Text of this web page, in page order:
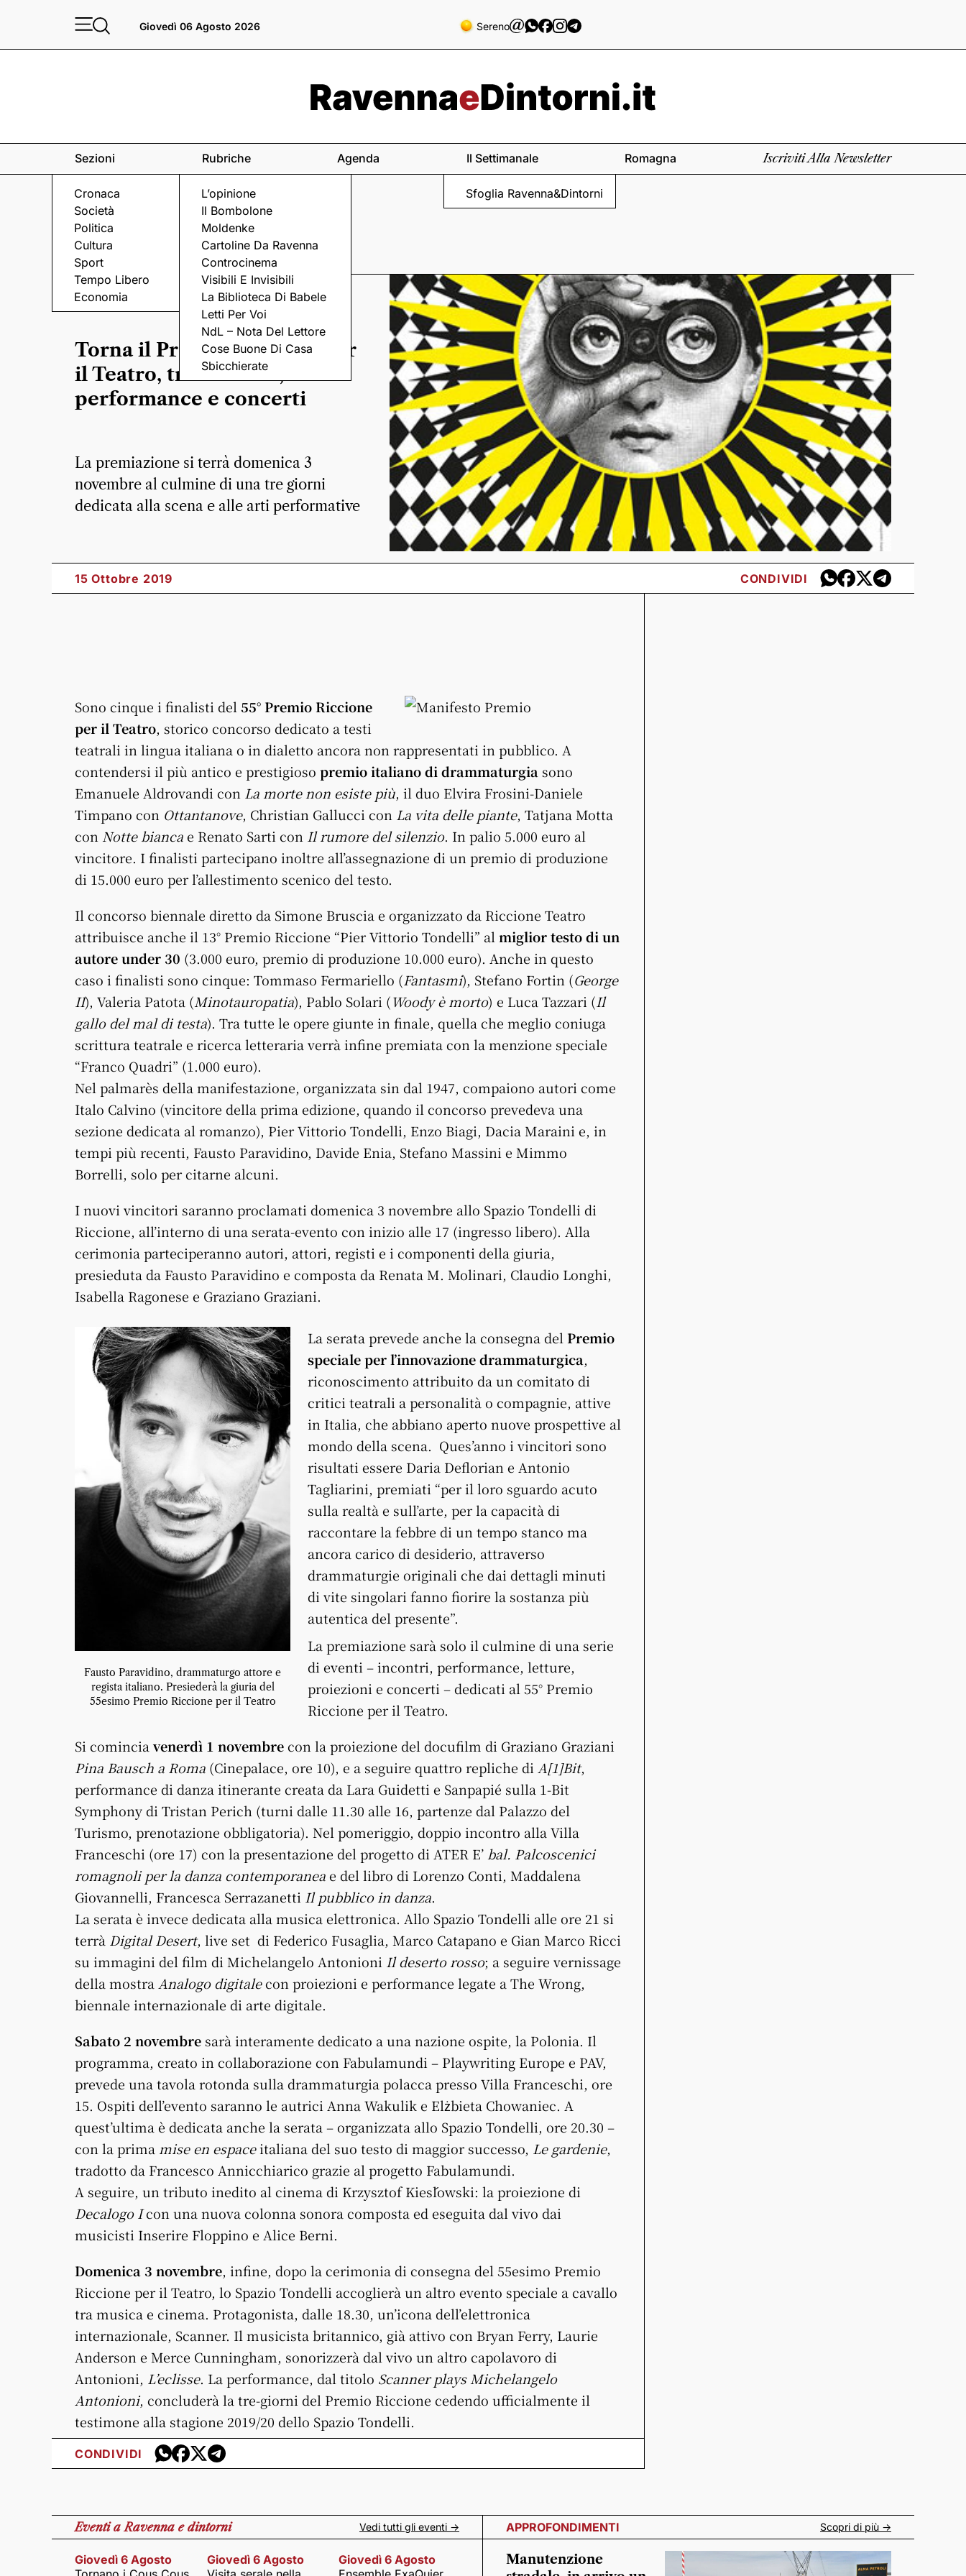
Giovedì 06 Agosto 2026 Sereno
Sezioni
Cronaca
Società
Politica
Cultura
Sport
Tempo Libero
Economia
Rubriche
L’opinione
Il Bombolone
Moldenke
Cartoline Da Ravenna
Controcinema
Visibili E Invisibili
La Biblioteca Di Babele
Letti Per Voi
NdL – Nota Del Lettore
Cose Buone Di Casa
Sbicchierate
Agenda Il Settimanale
Sfoglia Ravenna&Dintorni
Romagna Iscriviti Alla Newsletter
IL CONCORSO
Torna il Premio Riccione per
il Teatro, tra incontri,
performance e concerti
La premiazione si terrà domenica 3
novembre al culmine di una tre giorni
dedicata alla scena e alle arti performative
15 Ottobre 2019 CONDIVIDI
Sono cinque i finalisti del 55° Premio Riccione
per il Teatro, storico concorso dedicato a testi
teatrali in lingua italiana o in dialetto ancora non rappresentati in pubblico. A
contendersi il più antico e prestigioso premio italiano di drammaturgia sono
Emanuele Aldrovandi con La morte non esiste più, il duo Elvira Frosini-Daniele
Timpano con Ottantanove, Christian Gallucci con La vita delle piante, Tatjana Motta
con Notte biancae Renato Sarti con Il rumore del silenzio. In palio 5.000 euro al
vincitore. I finalisti partecipano inoltre all’assegnazione di un premio di produzione
di 15.000 euro per l’allestimento scenico del testo.
Il concorso biennale diretto da Simone Bruscia e organizzato da Riccione Teatro
attribuisce anche il 13° Premio Riccione “Pier Vittorio Tondelli” al miglior testo di un
autore under 30 (3.000 euro, premio di produzione 10.000 euro). Anche in questo
caso i finalisti sono cinque: Tommaso Fermariello (Fantasmi), Stefano Fortin (George
II), Valeria Patota (Minotauropatia), Pablo Solari (Woody è morto) e Luca Tazzari (Il
gallo del mal di testa). Tra tutte le opere giunte in finale, quella che meglio coniuga
scrittura teatrale e ricerca letteraria verrà infine premiata con la menzione speciale
“Franco Quadri” (1.000 euro).
Nel palmarès della manifestazione, organizzata sin dal 1947, compaiono autori come
Italo Calvino (vincitore della prima edizione, quando il concorso prevedeva una
sezione dedicata al romanzo), Pier Vittorio Tondelli, Enzo Biagi, Dacia Maraini e, in
tempi più recenti, Fausto Paravidino, Davide Enia, Stefano Massini e Mimmo
Borrelli, solo per citarne alcuni.
I nuovi vincitori saranno proclamati domenica 3 novembre allo Spazio Tondelli di
Riccione, all’interno di una serata-evento con inizio alle 17 (ingresso libero). Alla
cerimonia parteciperanno autori, attori, registi e i componenti della giuria,
presieduta da Fausto Paravidino e composta da Renata M. Molinari, Claudio Longhi,
Isabella Ragonese e Graziano Graziani.
Fausto Paravidino, drammaturgo attore e
regista italiano. Presiederà la giuria del
55esimo Premio Riccione per il Teatro
La serata prevede anche la consegna del Premio
speciale per l’innovazione drammaturgica,
riconoscimento attribuito da un comitato di
critici teatrali a personalità o compagnie, attive
in Italia, che abbiano aperto nuove prospettive al
mondo della scena. Ques’anno i vincitori sono
risultati essere Daria Deflorian e Antonio
Tagliarini, premiati “per il loro sguardo acuto
sulla realtà e sull’arte, per la capacità di
raccontare la febbre di un tempo stanco ma
ancora carico di desiderio, attraverso
drammaturgie originali che dai dettagli minuti
di vite singolari fanno fiorire la sostanza più
autentica del presente”.
La premiazione sarà solo il culmine di una serie
di eventi – incontri, performance, letture,
proiezioni e concerti – dedicati al 55° Premio
Riccione per il Teatro.
Si comincia venerdì 1 novembrecon la proiezione del docufilm di Graziano Graziani
Pina Bausch a Roma (Cinepalace, ore 10), e a seguire quattro repliche di A[1]Bit,
performance di danza itinerante creata da Lara Guidetti e Sanpapié sulla 1-Bit
Symphony di Tristan Perich (turni dalle 11.30 alle 16, partenze dal Palazzo del
Turismo, prenotazione obbligatoria). Nel pomeriggio, doppio incontro alla Villa
Franceschi (ore 17) con la presentazione del progetto di ATER E’ bal. Palcoscenici
romagnoli per la danza contemporaneae del libro di Lorenzo Conti, Maddalena
Giovannelli, Francesca Serrazanetti Il pubblico in danza.
La serata è invece dedicata alla musica elettronica. Allo Spazio Tondelli alle ore 21 si
terrà Digital Desert, live set di Federico Fusaglia, Marco Catapano e Gian Marco Ricci
su immagini del film di Michelangelo Antonioni Il deserto rosso; a seguire vernissage
della mostra Analogo digitalecon proiezioni e performance legate a The Wrong,
biennale internazionale di arte digitale.
Sabato 2 novembre sarà interamente dedicato a una nazione ospite, la Polonia. Il
programma, creato in collaborazione con Fabulamundi – Playwriting Europe e PAV,
prevede una tavola rotonda sulla drammaturgia polacca presso Villa Franceschi, ore
15. Ospiti dell’evento saranno le autrici Anna Wakulik e Elżbieta Chowaniec. A
quest’ultima è dedicata anche la serata – organizzata allo Spazio Tondelli, ore 20.30 –
con la prima mise en espaceitaliana del suo testo di maggior successo, Le gardenie,
tradotto da Francesco Annicchiarico grazie al progetto Fabulamundi.
A seguire, un tributo inedito al cinema di Krzysztof Kieślowski: la proiezione di
Decalogo Icon una nuova colonna sonora composta ed eseguita dal vivo dai
musicisti Inserire Floppino e Alice Berni.
Domenica 3 novembre, infine, dopo la cerimonia di consegna del 55esimo Premio
Riccione per il Teatro, lo Spazio Tondelli accoglierà un altro evento speciale a cavallo
tra musica e cinema. Protagonista, dalle 18.30, un’icona dell’elettronica
internazionale, Scanner. Il musicista britannico, già attivo con Bryan Ferry, Laurie
Anderson e Merce Cunningham, sonorizzerà dal vivo un altro capolavoro di
Antonioni, L’eclisse. La performance, dal titolo Scanner plays Michelangelo
Antonioni, concluderà la tre-giorni del Premio Riccione cedendo ufficialmente il
testimone alla stagione 2019/20 dello Spazio Tondelli.
CONDIVIDI
Eventia Ravenna e dintorni Vedi tutti gli eventi ->
Giovedì 6 Agosto
Giovedì 6 Agosto
Giovedì 6 Agosto
APPROFONDIMENTI Scopri di più ->
Manutenzione